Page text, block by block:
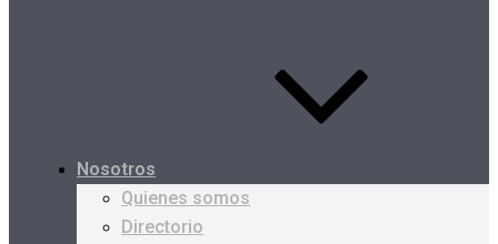
Nosotros
Quienes somos
Directorio